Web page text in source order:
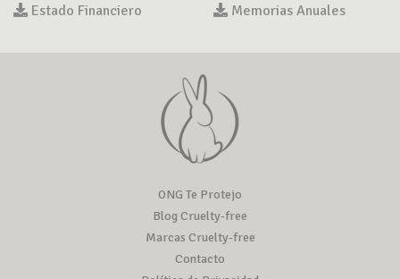
Estado Financiero Memorias Anuales
ONG Te Protejo
Blog Cruelty-free
Marcas Cruelty-free
Contacto